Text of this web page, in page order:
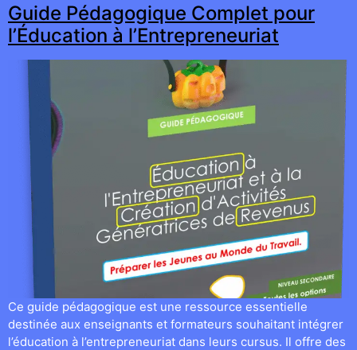
Guide Pédagogique Complet pour
l’Éducation à l’Entrepreneuriat
Ce guide pédagogique est une ressource essentielle
destinée aux enseignants et formateurs souhaitant intégrer
l’éducation à l’entrepreneuriat dans leurs cursus. Il offre des